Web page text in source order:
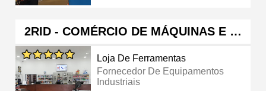
2RID - COMÉRCIO DE MÁQUINAS E …
Loja De Ferramentas
Fornecedor De Equipamentos
Industriais